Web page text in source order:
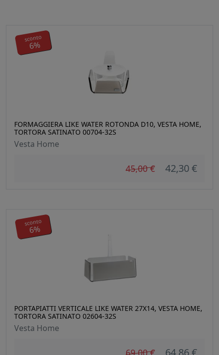
FORMAGGIERA LIKE WATER ROTONDA D10, VESTA HOME,
TORTORA SATINATO 00704-32S
Vesta Home
45,00 € 42,30 €
sconto
6%
PORTAPIATTI VERTICALE LIKE WATER 27X14, VESTA HOME,
TORTORA SATINATO 02604-32S
Vesta Home
69,00 € 64,86 €
sconto
6%